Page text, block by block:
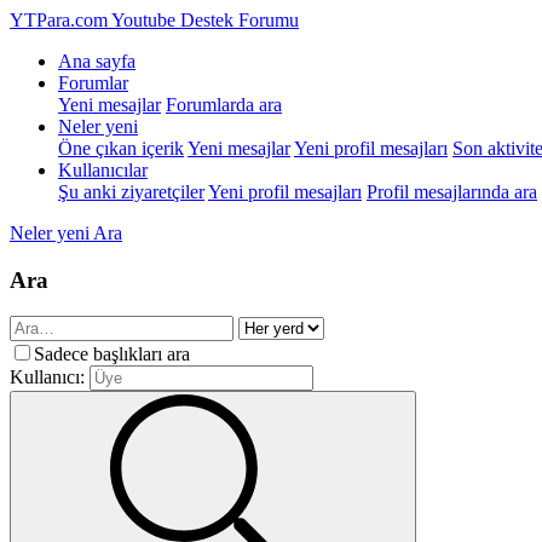
YTPara.comYoutube Destek Forumu
Ana sayfa
Forumlar
Yeni mesajlar Forumlarda ara
Neler yeni
Öne çıkan içerikYeni mesajlarYeni profil mesajları Son
Kullanıcılar
Şu anki ziyaretçilerYeni profil mesajları Profil mesajlarında ara
Neler yeni Ara
Ara
Sadece başlıkları ara
Kullanıcı: